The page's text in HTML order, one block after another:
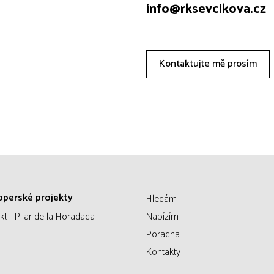
info@rksevcikova.cz
Kontaktujte mě prosím
projekty
- Pilar de la Horadada
Hledám
Nabízím
Poradna
Kontakty